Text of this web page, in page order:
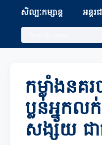
សិល្បៈកម្សាន្ត អន្តរ
កម្លាំងនគ
ប្លន់អ្នក
សង្ស័យ ជា